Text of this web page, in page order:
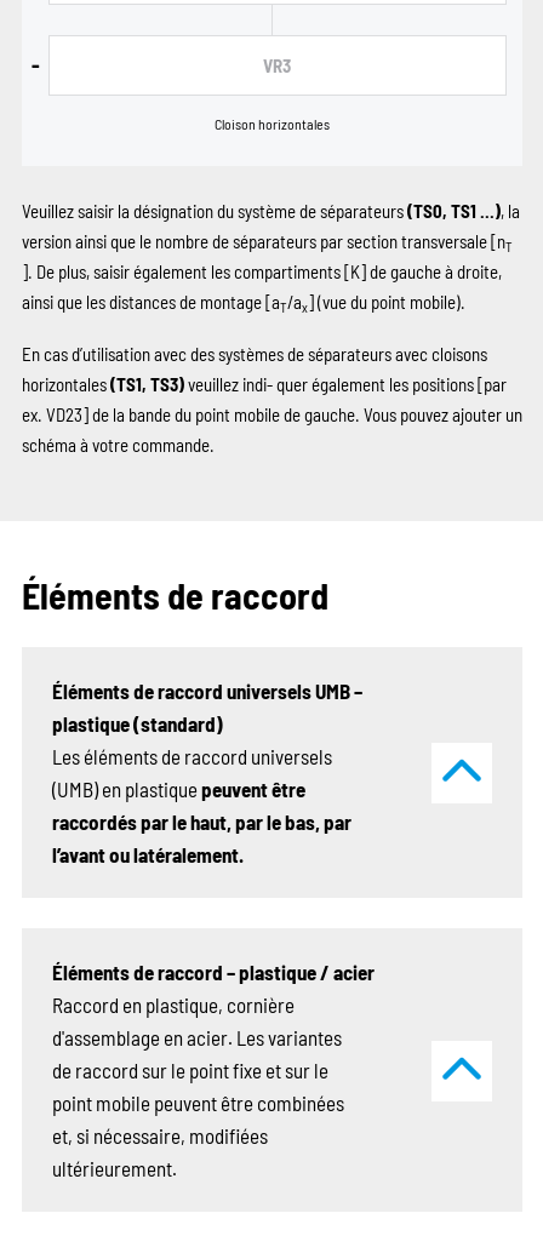
- VR3
Cloison horizontales
Veuillez saisir la désignation du système de séparateurs(TS0, TS1 …), la
version ainsi que le nombre de séparateurs par section transversale [nT
]. De plus, saisir également les compartiments[K]de gauche à droite,
ainsi que les distances de montage [aT/ax] (vue du point mobile).
En cas d’utilisation avec des systèmes de séparateurs avec cloisons
horizontales(TS1, TS3)veuillez indi‑ quer également les positions[par
ex. VD23]de la bande du point mobile de gauche. Vous pouvez ajouter un
schéma à votre commande.
Éléments de raccord
Éléments de raccord universels UMB –
plastique (standard)
Les éléments de raccord universels
(UMB) en plastiquepeuvent être
raccordés par le haut, par le bas, par
l’avant ou latéralement.
Éléments de raccord – plastique / acier
Raccord en plastique, cornière
d'assemblage en acier. Les variantes
de raccord sur le point fixe et sur le
point mobile peuvent être combinées
et, si nécessaire, modifiées
ultérieurement.